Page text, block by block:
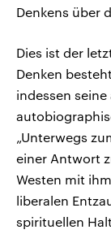
Denkens über
Dies ist der
Denken
indessen
„Unterwegs
einer Antwort
Westen mit
liberalen
spirituellen